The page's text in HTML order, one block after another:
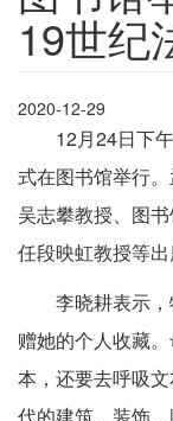
19世纪
2020-12-29
12月24日下
式在图书馆举行
吴志攀教授、图
任段映虹教授等出
李晓耕表示
赠她的个人收藏
本，还要去呼吸